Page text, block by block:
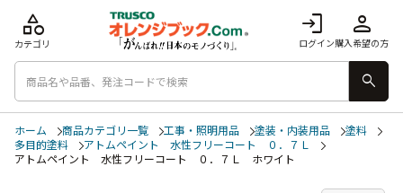
login
ログイン
person
購入希望の方
category
カテゴリ
search
ホーム 商品カテゴリ一覧 工事・照明用品 塗装・内装用品
塗料
多目的塗料
アトムペイント 水性フリーコート ０．７Ｌ
アトムペイント 水性フリーコート ０．７Ｌ ホワイト